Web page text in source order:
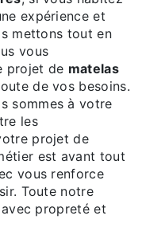
expérience et
mettons tout en
vous
projet de matelas
de vos besoins.
sommes à votre
les
projet de
est avant tout
vous renforce
Toute notre
propreté et